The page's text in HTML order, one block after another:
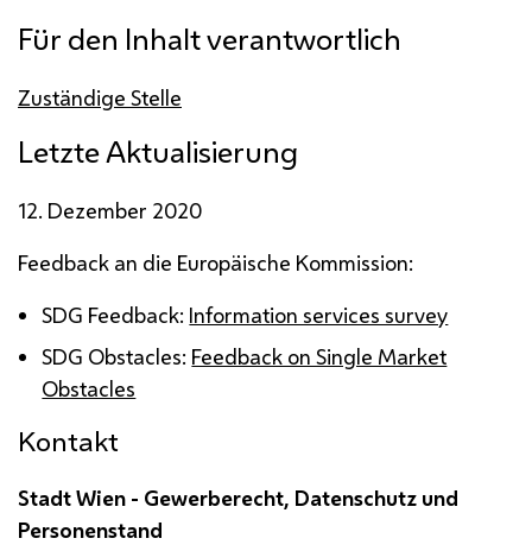
Für den Inhalt verantwortlich
Zuständige Stelle
Letzte Aktualisierung
12. Dezember 2020
Feedback an die Europäische Kommission:
SDG Feedback: Information services survey
SDG Obstacles: Feedback on Single Market
Obstacles
Kontakt
Stadt Wien - Gewerberecht, Datenschutz und
Personenstand